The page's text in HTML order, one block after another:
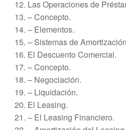
Las Operaciones de
– Concepto.
– Elementos.
– Sistemas de
El Descuento Comercial.
– Concepto.
– Negociación.
– Liquidación.
El Leasing.
– El Leasing Financiero.